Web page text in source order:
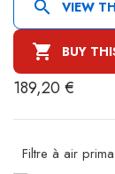
 VIEW
 BUY
189,20 €